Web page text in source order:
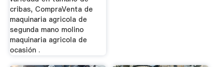
cribas, CompraVenta de
maquinaria agricola de
segunda mano molino
maquinaria agricola de
ocasión .